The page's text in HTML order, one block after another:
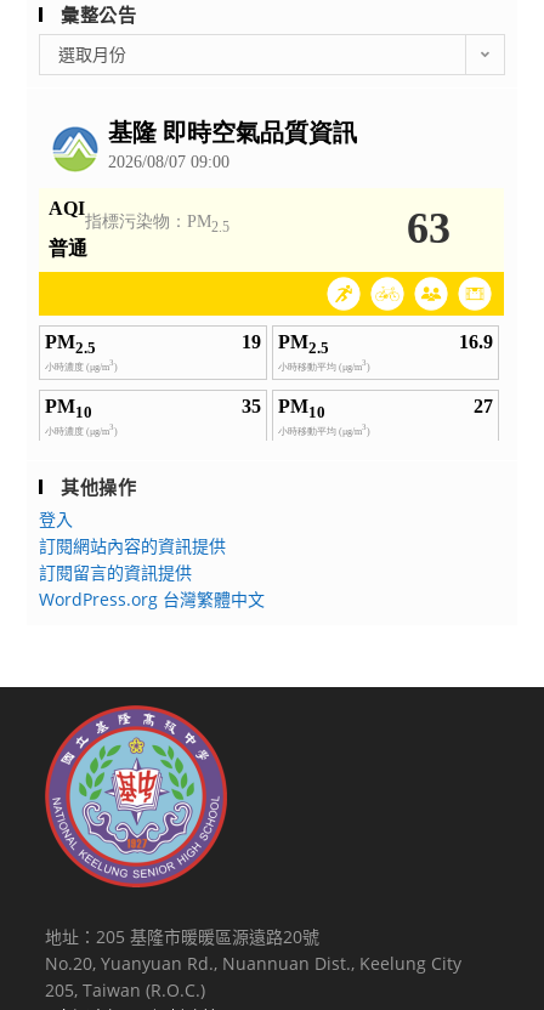
彙整公告
整
選取月份
其他操作
登入
訂閱網站內容的資訊提供
訂閱留言的資訊提供
WordPress.org 台灣繁體中文
地址：205 基隆市暖暖區源遠路20號
No.20, Yuanyuan Rd., Nuannuan Dist., Keelung City
205, Taiwan (R.O.C.)